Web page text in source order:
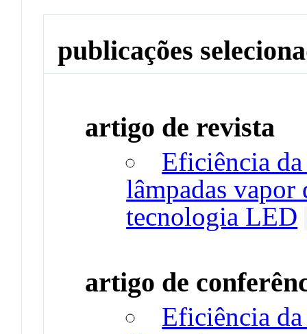
publicações
artigo de revista
Eficiência
lâmpadas vapor
tecnologia LED
artigo de
Eficiência